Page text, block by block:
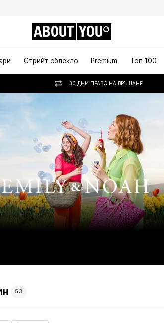
ABOUT YOU
Стрийт облекло Premium Топ 100
30 ДНИ ПРАВО НА ВРЪЩАНЕ
53